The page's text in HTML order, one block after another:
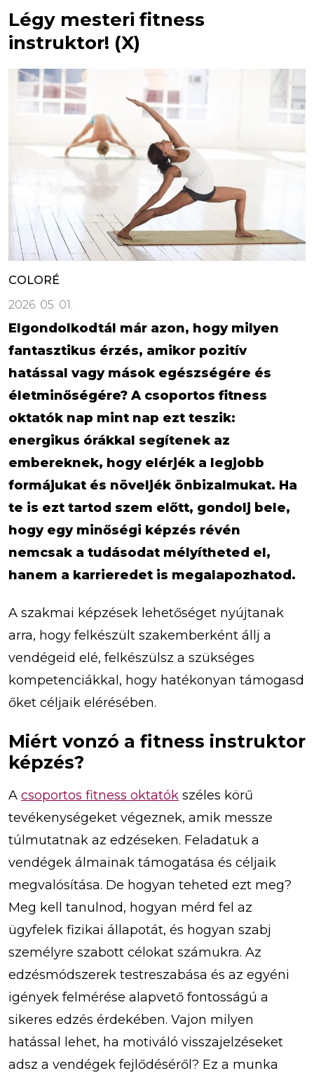
Légy mesteri fitness
instruktor! (X)
COLORÉ
2026. 05. 01.
Elgondolkodtál már azon, hogy milyen
fantasztikus érzés, amikor pozitív
hatással vagy mások egészségére és
életminőségére? A csoportos fitness
oktatók nap mint nap ezt teszik:
energikus órákkal segítenek az
embereknek, hogy elérjék a legjobb
formájukat és növeljék önbizalmukat. Ha
te is ezt tartod szem előtt, gondolj bele,
hogy egy minőségi képzés révén
nemcsak a tudásodat mélyítheted el,
hanem a karrieredet is megalapozhatod.
A szakmai képzések lehetőséget nyújtanak
arra, hogy felkészült szakemberként állj a
vendégeid elé, felkészülsz a szükséges
kompetenciákkal, hogy hatékonyan támogasd
őket céljaik elérésében.
Miért vonzó a fitness instruktor
képzés?
A csoportos fitness oktatók széles körű
tevékenységeket végeznek, amik messze
túlmutatnak az edzéseken. Feladatuk a
vendégek álmainak támogatása és céljaik
megvalósítása. De hogyan teheted ezt meg?
Meg kell tanulnod, hogyan mérd fel az
ügyfelek fizikai állapotát, és hogyan szabj
személyre szabott célokat számukra. Az
edzésmódszerek testreszabása és az egyéni
igények felmérése alapvető fontosságú a
sikeres edzés érdekében. Vajon milyen
hatással lehet, ha motiváló visszajelzéseket
adsz a vendégek fejlődéséről? Ez a munka